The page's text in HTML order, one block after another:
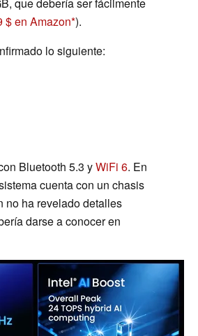
$ en Amazon ).
lo siguiente:
Bluetooth 5.3 yWiFi 6. En
cuenta con un chasis
no ha revelado detalles
darse a conocer en